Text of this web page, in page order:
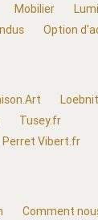
Mobilier
Option
Tusey.fr
Perret Vibert.fr
Comment